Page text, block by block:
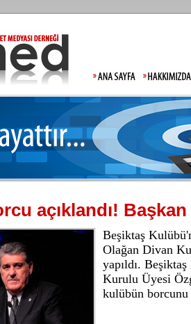
açıklandı!
Beşiktaş
Olağan Divan
yapıldı.
Kurulu Üyesi
kulübün borcunu
...
Beşiktaş'ta şok